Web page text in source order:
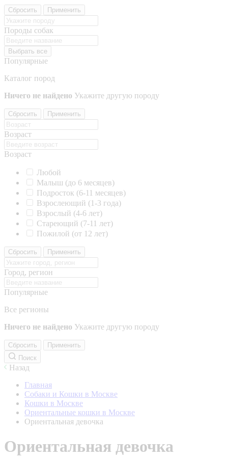
Сбросить Применить
Породы собак
Выбрать все
Популярные
Каталог пород
Ничего не найдено Укажите другую породу
Сбросить Применить
Возраст
Возраст
Любой
Малыш (до 6 месяцев)
Подросток (6-11 месяцев)
Взрослеющий (1-3 года)
Взрослый (4-6 лет)
Стареющий (7-11 лет)
Пожилой (от 12 лет)
Сбросить Применить
Город, регион
Популярные
Все регионы
Ничего не найдено Укажите другую породу
Сбросить
Применить
Поиск
Назад
Главная
Собаки и Кошки в Москве
Кошки в Москве
Ориентальные кошки в Москве
Ориентальная девочка
Ориентальная девочка